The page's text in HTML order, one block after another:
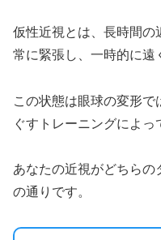
仮性近視とは、長時間の
常に緊張し、一時的に遠
この状態は眼球の変形
ぐすトレーニングによっ
あなたの近視がどちら
の通りです。